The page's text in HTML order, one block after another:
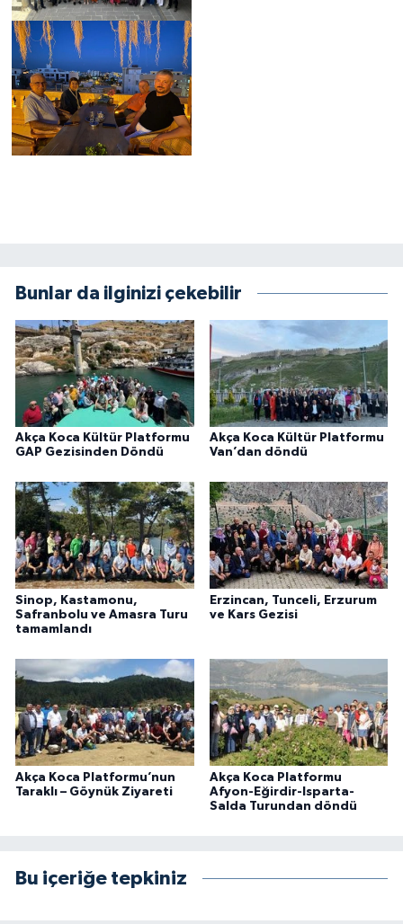
Bunlar da ilginizi çekebilir
Akça Koca Kültür Platformu
GAP Gezisinden Döndü
Akça Koca Kültür Platformu
Van’dan döndü
Sinop, Kastamonu,
Safranbolu ve Amasra Turu
tamamlandı
Erzincan, Tunceli, Erzurum
ve Kars Gezisi
Akça Koca Platformu’nun
Taraklı – Göynük Ziyareti
Akça Koca Platformu
Afyon-Eğirdir-Isparta-
Salda Turundan döndü
Bu içeriğe tepkiniz